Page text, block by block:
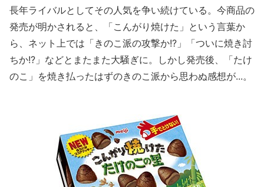
長年ライバルとしてその人気を争い続けている。今商品の
発売が明かされると、「こんがり焼けた」という言葉か
ら、ネット上では「きのこ派の攻撃か!?」「ついに焼き討
ちか!?」などとまたまた大騒ぎに。しかし発売後、「たけ
のこ」を焼き払ったはずのきのこ派から思わぬ感想が...。